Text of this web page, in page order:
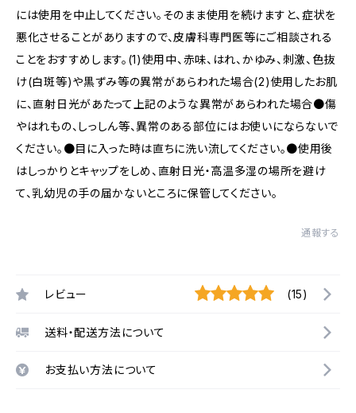
には使用を中止してください。そのまま使用を続けますと、症状を
悪化させることがありますので、皮膚科専門医等にご相談される
ことをおすすめします。(1)使用中、赤味、はれ、かゆみ、刺激、色抜
け(白斑等)や黒ずみ等の異常があらわれた場合(2)使用したお肌
に、直射日光があたって上記のような異常があらわれた場合●傷
やはれもの、しっしん等、異常のある部位にはお使いにならないで
ください。●目に入った時は直ちに洗い流してください。●使用後
はしっかりとキャップをしめ、直射日光・高温多湿の場所を避け
て、乳幼児の手の届かないところに保管してください。
通報する
レビュー (15)
送料・配送方法について
お支払い方法について